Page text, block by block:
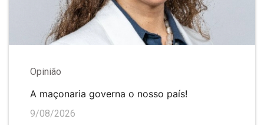
Opinião
A maçonaria governa o nosso país!
9/08/2026